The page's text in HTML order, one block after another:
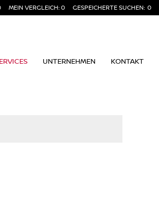
MEIN VERGLEICH:0 GESPEICHERTE SUCHEN: 0
UNTERNEHMEN KONTAKT